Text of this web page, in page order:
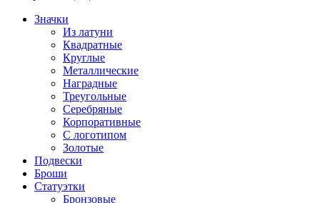
Значки
Из латуни
Квадратные
Круглые
Металлические
Наградные
Треугольные
Серебряные
Корпоративные
С логотипом
Золотые
Подвески
Броши
Статуэтки
Бронзовые